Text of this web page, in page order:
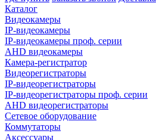
Каталог
Видеокамеры
IP-видеокамеры
IP-видеокамеры проф. серии
AHD видеокамеры
Камера-регистратор
Видеорегистраторы
IP-видеорегистраторы
IP-видеорегистраторы проф. серии
AHD видеорегистраторы
Сетевое оборудование
Коммутаторы
Аксессуары